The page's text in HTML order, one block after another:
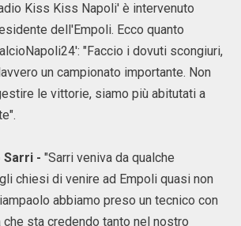
Kiss Kiss Napoli' è intervenuto
dell'Empoli. Ecco quanto
"Faccio i dovuti scongiuri,
un campionato importante. Non
le vittorie, siamo più abitutati a
Sarri - "Sarri veniva da qualche
chiesi di venire ad Empoli quasi non
abbiamo preso un tecnico con
sta credendo tanto nel nostro